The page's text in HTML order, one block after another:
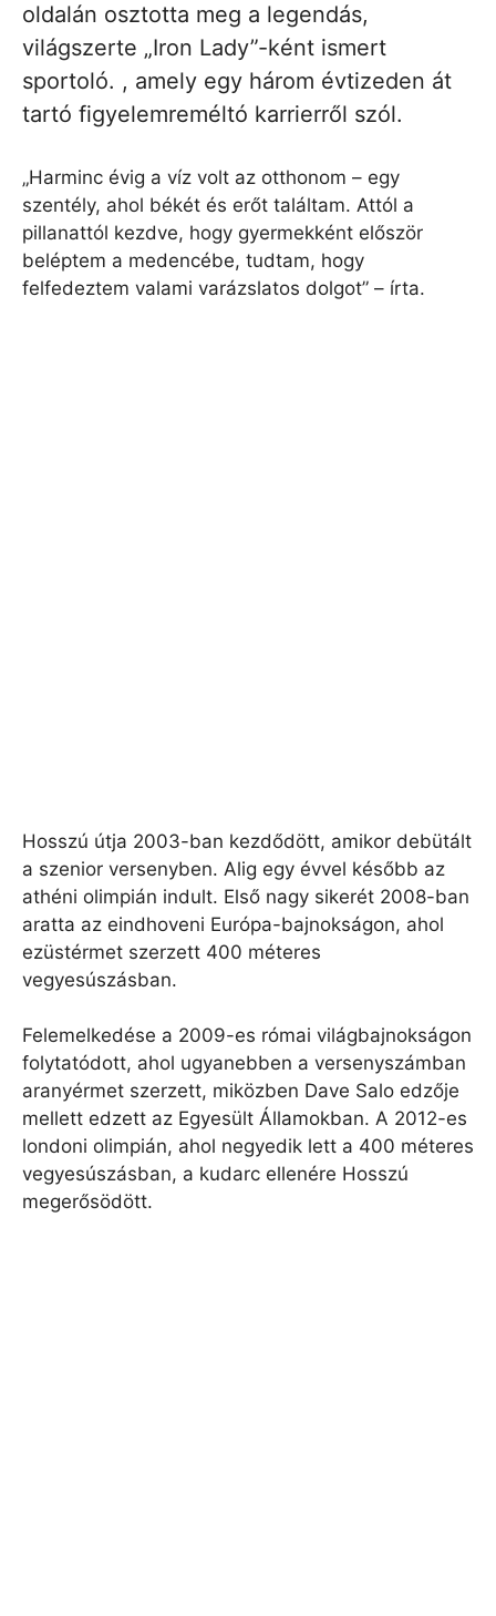
oldalán osztotta meg a legendás,
világszerte „Iron Lady”-ként ismert
sportoló. , amely egy három évtizeden át
tartó figyelemreméltó karrierről szól.
„Harminc évig a víz volt az otthonom – egy
szentély, ahol békét és erőt találtam. Attól a
pillanattól kezdve, hogy gyermekként először
beléptem a medencébe, tudtam, hogy
felfedeztem valami varázslatos dolgot” – írta.
Hosszú útja 2003-ban kezdődött, amikor debütált
a szenior versenyben. Alig egy évvel később az
athéni olimpián indult. Első nagy sikerét 2008-ban
aratta az eindhoveni Európa-bajnokságon, ahol
ezüstérmet szerzett 400 méteres
vegyesúszásban.
Felemelkedése a 2009-es római világbajnokságon
folytatódott, ahol ugyanebben a versenyszámban
aranyérmet szerzett, miközben Dave Salo edzője
mellett edzett az Egyesült Államokban. A 2012-es
londoni olimpián, ahol negyedik lett a 400 méteres
vegyesúszásban, a kudarc ellenére Hosszú
megerősödött.